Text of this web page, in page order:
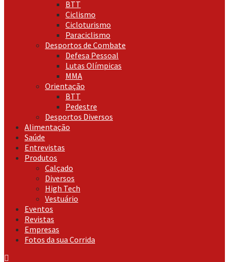
BTT
Ciclismo
Cicloturismo
Paraciclismo
Desportos de Combate
Defesa Pessoal
Lutas Olímpicas
MMA
Orientação
BTT
Pedestre
Desportos Diversos
Alimentação
Saúde
Entrevistas
Produtos
Calçado
Diversos
High Tech
Vestuário
Eventos
Revistas
Empresas
Fotos da sua Corrida